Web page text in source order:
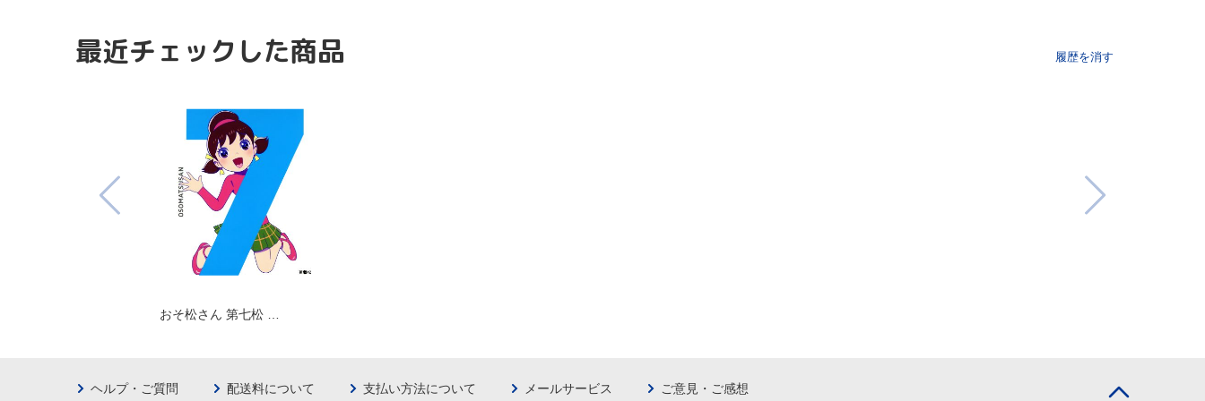
最近チェックした商品 履歴を消す
おそ松さん 第七松 …
ヘルプ・ご質問 配送料について 支払い方法について メールサービス ご意見・ご感想